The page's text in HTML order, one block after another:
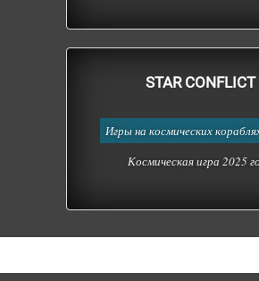
STAR CONFLICT
Игры на космических
Космическая игра 2025